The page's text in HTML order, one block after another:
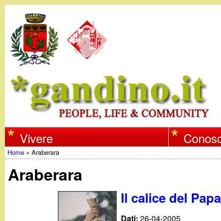
w
w
w
Vivere
Tu
sei
Home »Araberara
Araberara
Il calice del
Dati:26-04-2005